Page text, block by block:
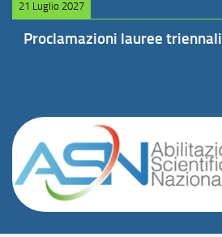
21 Luglio 2027
Proclamazioni lauree triennali